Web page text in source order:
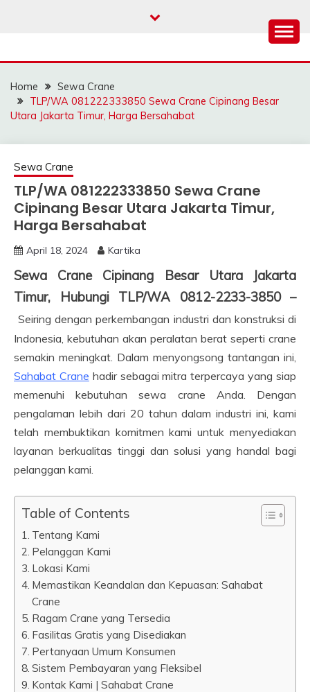
SAHABAT CRANE |
JASA SEWA CRANE |
FORKLIFT | SKYLIFT
Home
Sewa Crane
TLP/WA 081222333850 Sewa Crane Cipinang Besar
Utara Jakarta Timur, Harga Bersahabat
Sewa Crane
TLP/WA 081222333850 Sewa Crane
Cipinang Besar Utara Jakarta Timur,
Harga Bersahabat
April 18, 2024 Kartika
Sewa Crane Cipinang Besar Utara Jakarta
Timur, Hubungi TLP/WA 0812-2233-3850 –
Seiring dengan perkembangan industri dan konstruksi di
Indonesia, kebutuhan akan peralatan berat seperti crane
semakin meningkat. Dalam menyongsong tantangan ini,
Sahabat Crane hadir sebagai mitra terpercaya yang siap
memenuhi kebutuhan sewa crane Anda. Dengan
pengalaman lebih dari 20 tahun dalam industri ini, kami
telah membuktikan komitmen kami untuk menyediakan
layanan berkualitas tinggi dan solusi yang handal bagi
pelanggan kami.
Table of Contents
Tentang Kami
Pelanggan Kami
Lokasi Kami
Memastikan Keandalan dan Kepuasan: Sahabat
Crane
Ragam Crane yang Tersedia
Fasilitas Gratis yang Disediakan
Pertanyaan Umum Konsumen
Sistem Pembayaran yang Fleksibel
Kontak Kami | Sahabat Crane